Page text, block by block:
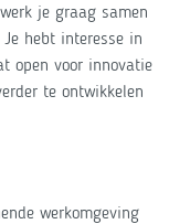
je graag samen
hebt interesse in
open voor innovatie
te ontwikkelen
werkomgeving